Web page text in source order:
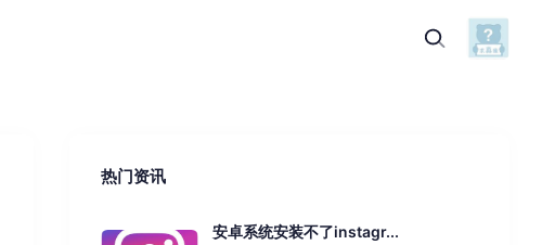
热门资讯
安卓系统安装不了instagr...